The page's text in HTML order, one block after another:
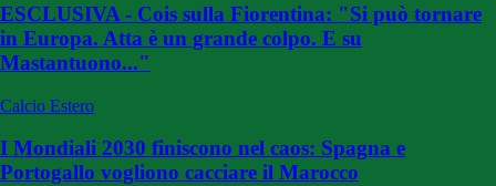
ESCLUSIVA - Cois sulla Fiorentina: "Si può tornare
in Europa. Atta è un grande colpo. E su
Mastantuono..."
Calcio Estero
I Mondiali 2030 finiscono nel caos: Spagna e
Portogallo vogliono cacciare il Marocco